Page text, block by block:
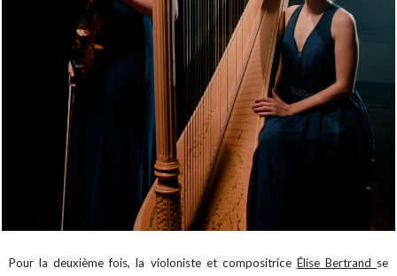
Pour la deuxième fois, la violoniste et compositrice Élise Bertrand se